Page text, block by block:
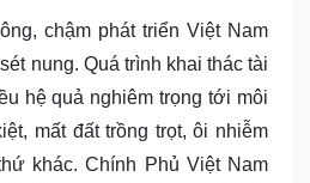
chậm phát triển Việt Nam
nung. Quá trình khai thác tài
hệ quả nghiêm trọng tới môi
mất đất trồng trọt, ôi nhiễm
khác. Chính Phủ Việt Nam